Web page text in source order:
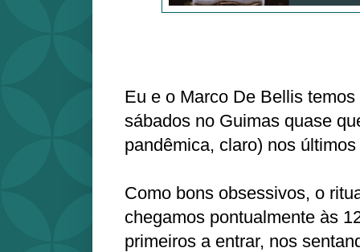
Eu e o Marco De Bellis
sábados no Guimas quase
pandêmica, claro) nos
Como bons obsessivos, o
chegamos pontualmente às
primeiros a entrar, nos